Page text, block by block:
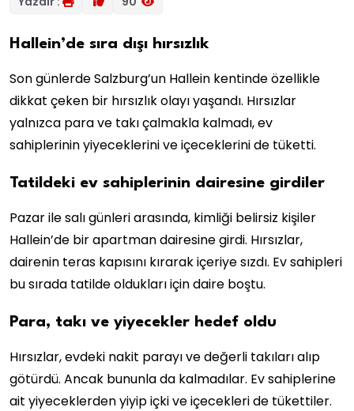
Hallein’de sıra dışı hırsızlık
Son günlerde Salzburg’un Hallein kentinde özellikle
dikkat çeken bir hırsızlık olayı yaşandı. Hırsızlar
yalnızca para ve takı çalmakla kalmadı, ev
sahiplerinin yiyeceklerini ve içeceklerini de tüketti.
Tatildeki ev sahiplerinin dairesine girdiler
Pazar ile salı günleri arasında, kimliği belirsiz kişiler
Hallein’de bir apartman dairesine girdi. Hırsızlar,
dairenin teras kapısını kırarak içeriye sızdı. Ev sahipleri
bu sırada tatilde oldukları için daire boştu.
Para, takı ve yiyecekler hedef oldu
Hırsızlar, evdeki nakit parayı ve değerli takıları alıp
götürdü. Ancak bununla da kalmadılar. Ev sahiplerine
ait yiyeceklerden yiyip içki ve içecekleri de tükettiler.